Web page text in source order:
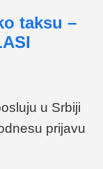
taksu –
u Srbiji
prijavu